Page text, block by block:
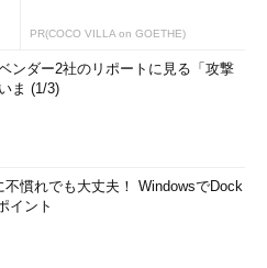
PR(COCO VILLA on GOETHE)
ンダー2社のリポートに見る「攻撃
ま (1/3)
不慣れでも大丈夫！ WindowsでDock
イント